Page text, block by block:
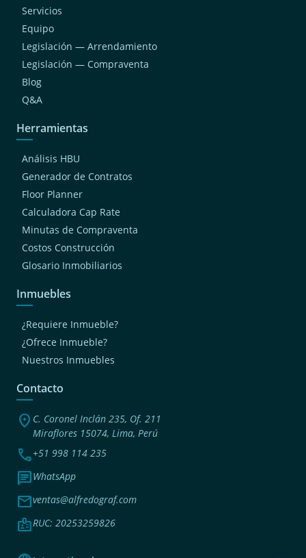
Servicios
Equipo
Legislación — Arrendamiento
Legislación — Compraventa
Blog
Q&A
Herramientas
Análisis HBU
Generador de Contratos
Floor Planner
Calculadora Cap Rate
Minutas de Compraventa
Costos Construcción
Glosario Inmobiliarios
Inmuebles
¿Requiere Inmueble?
¿Ofrece Inmueble?
Nuestros Inmuebles
Contacto
location_on C. Coronel Inclán 235, Of. 211
Miraflores 15074, Lima, Perú
phone+51 998 114 235
chatWhatsApp
mailventas@alfredograf.com
badgeRUC: 20253259826